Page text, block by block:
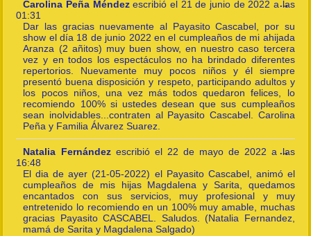
Carolina Peña Méndezescribió el 21 de junio de 2022 a las
01:31
Dar las gracias nuevamente al Payasito Cascabel, por su
show el día 18 de junio 2022 en el cumpleaños de mi ahijada
Aranza (2 añitos) muy buen show, en nuestro caso tercera
vez y en todos los espectáculos no ha brindado diferentes
repertorios. Nuevamente muy pocos niños y él siempre
presentó buena disposición y respeto, participando adultos y
los pocos niños, una vez más todos quedaron felices, lo
recomiendo 100% si ustedes desean que sus cumpleaños
sean inolvidables...contraten al Payasito Cascabel. Carolina
Peña y Familia Álvarez Suarez.
...
Natalia Fernández escribió el22 de mayo de 2022 a las
16:48
El dia de ayer (21-05-2022) el Payasito Cascabel, animó el
cumpleaños de mis hijas Magdalena y Sarita, quedamos
encantados con sus servicios, muy profesional y muy
entretenido lo recomiendo en un 100% muy amable, muchas
gracias Payasito CASCABEL. Saludos. (Natalia Fernandez,
mamá de Sarita y Magdalena Salgado)
...